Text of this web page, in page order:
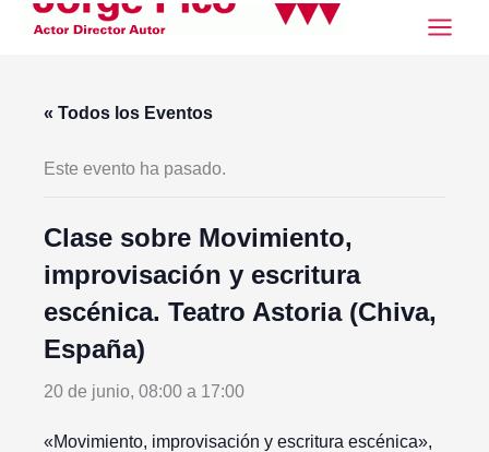
« Todos los Eventos
Este evento ha pasado.
Clase sobre Movimiento,
improvisación y escritura
escénica. Teatro Astoria (Chiva,
España)
20 de junio, 08:00 a 17:00
«Movimiento, improvisación y escritura escénica»,